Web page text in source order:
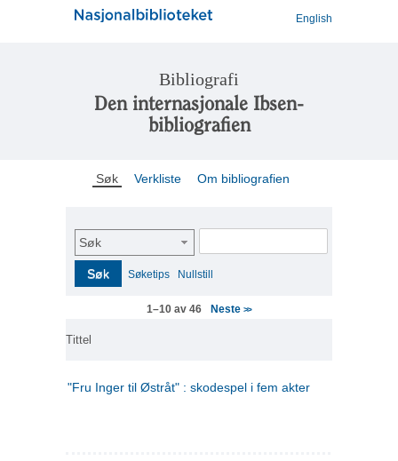
English
Bibliografi
Den internasjonale Ibsen-
bibliografien
Søk Verkliste Om bibliografien
Søk
Søk Søketips Nullstill
1–10 av 46 Neste>>
Tittel
"Fru Inger til Østråt" : skodespel i fem akter